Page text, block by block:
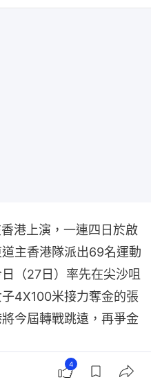
港上演，一連四日於啟
主香港隊派出69名運動
（27日）率先在尖沙咀
4X100米接力奪金的張
今屆轉戰跳遠，再爭金
年舉辦，至今已是第
4